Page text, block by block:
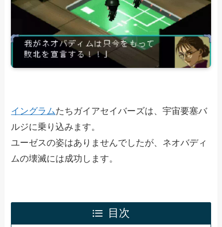
イングラムたちガイアセイバーズは、宇宙要塞バ
ルジに乗り込みます。
ユーゼスの姿はありませんでしたが、ネオバディ
ムの壊滅には成功します。
目次